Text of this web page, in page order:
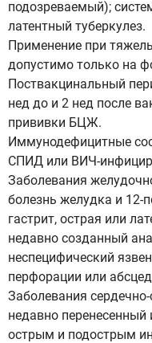
подозреваемый);
латентный туберкулез.
Применение при
допустимо только на
Поствакцинальный
нед до и 2 нед после
прививки БЦЖ.
Иммунодефицитные
СПИД или ВИЧ-
Заболевания
болезнь желудка и 12-
гастрит, острая или
недавно созданный
неспецифический
перфорации или
Заболевания
недавно
острым и подострым